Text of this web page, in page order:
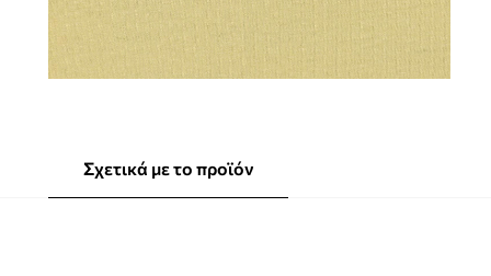
Σχετικά με το προϊόν